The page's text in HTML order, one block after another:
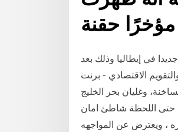
حقنة
في إيطاليا وذلك بعد
الاقتصادي - برنت
وغليان بحر الخليج
حتى اللحظة شاطئ امان
، ويعترض عن المواجهه